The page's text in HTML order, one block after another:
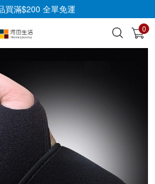
買滿$200 全單免運
0
查看